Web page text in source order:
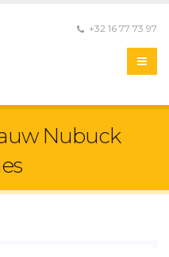
+32 16 77 73 97
Nubuck